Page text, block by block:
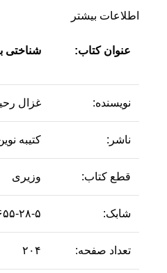
اطلاعات بیشتر
عنوان کتاب: شناختی
نویسنده: غزال
ناشر: کتیبه
قطع کتاب: وزیری
شابک: ۹۷۸-
تعداد صفحه: ۲۰۴